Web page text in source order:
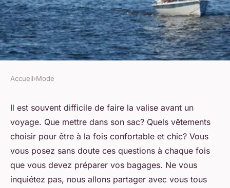
Quels sont les essentiels d'une
garde-robe de voyage?
Thomas•3 janvier 2024•5 min de lecture
Accueil›Mode
Il est souvent difficile de faire la valise avant un
voyage. Que mettre dans son sac? Quels vêtements
choisir pour être à la fois confortable et chic? Vous
vous posez sans doute ces questions à chaque fois
que vous devez préparer vos bagages. Ne vous
inquiétez pas, nous allons partager avec vous tous